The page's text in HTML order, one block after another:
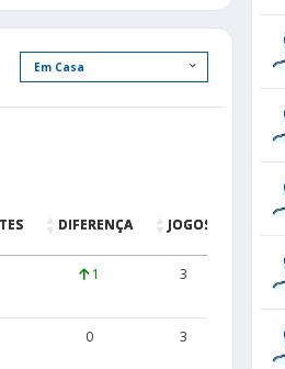
DIFERENÇA JOGOS
1 3
0 3